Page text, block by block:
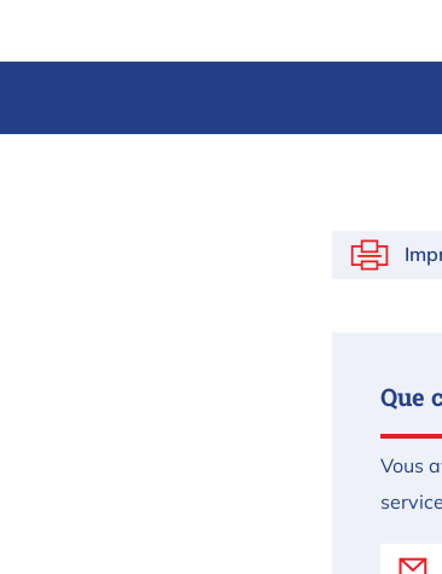
Que
Vous